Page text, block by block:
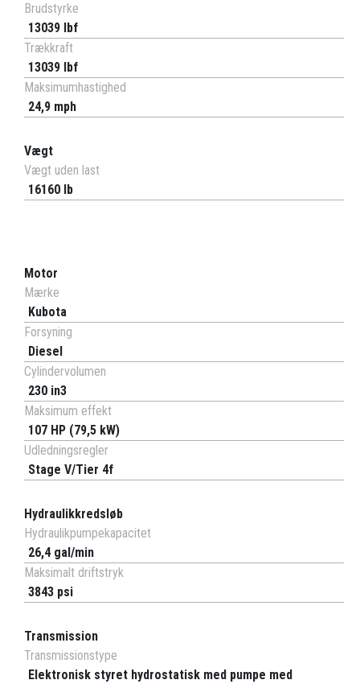
Brudstyrke
13039 lbf
Trækkraft
13039 lbf
Maksimumhastighed
24,9 mph
Vægt
Vægt uden last
16160 lb
Motor
Mærke
Kubota
Forsyning
Diesel
Cylindervolumen
230 in3
Maksimum effekt
107 HP (79,5 kW)
Udledningsregler
Stage V/Tier 4f
Hydraulikkredsløb
Hydraulikpumpekapacitet
26,4 gal/min
Maksimalt driftstryk
3843 psi
Transmission
Transmissionstype
Elektronisk styret hydrostatisk med pumpe med